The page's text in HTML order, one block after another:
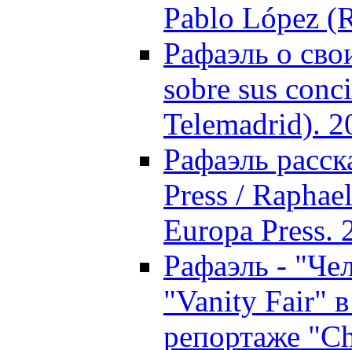
Pablo López
Рафаэль о
sobre sus
Telemadrid).
Рафаэль
Press /
Europa Press.
Рафаэль -
"Vanity Fair"
репортаже